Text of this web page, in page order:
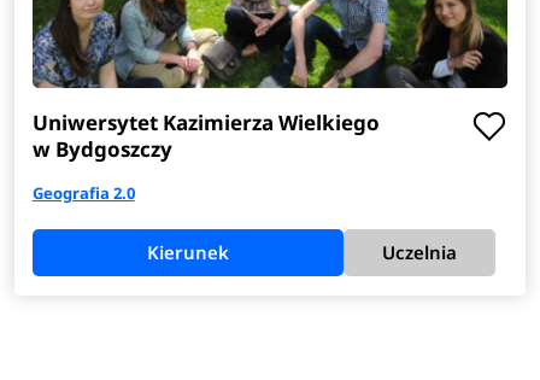
Uniwersytet Kazimierza Wielkiego
w Bydgoszczy
Geografia 2.0
Kierunek Uczelnia